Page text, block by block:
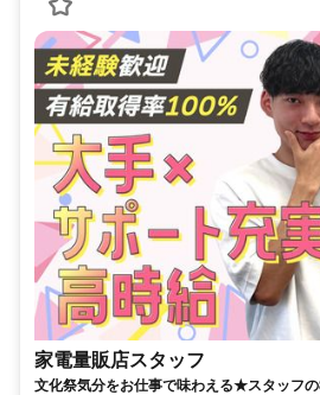
家電量販店スタッフ
文化祭気分をお仕事で味わえる★スタッフ